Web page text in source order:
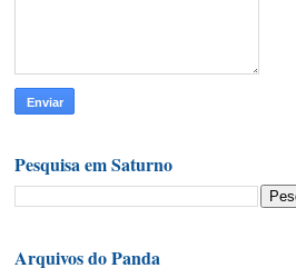
Pesquisa em Saturno
Arquivos do Panda